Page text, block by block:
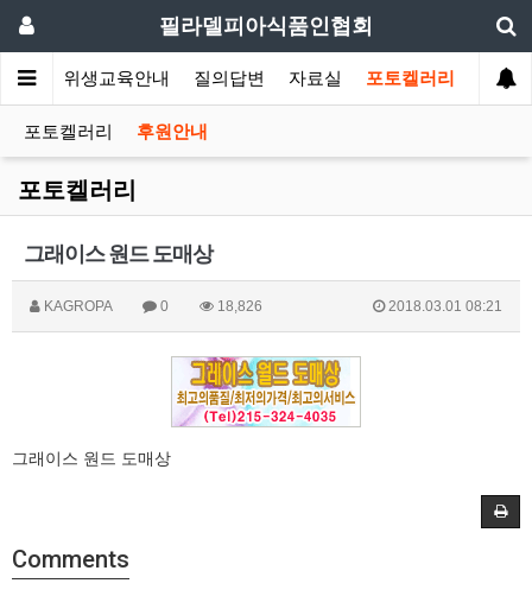
필라델피아식품인협회
식 위생교육안내 질의답변 자료실 포토켈러리
포토켈러리 후원안내
포토켈러리
그래이스 원드 도매상
KAGROPA 0 18,826 2018.03.01 08:21
그래이스 원드 도매상
Comments